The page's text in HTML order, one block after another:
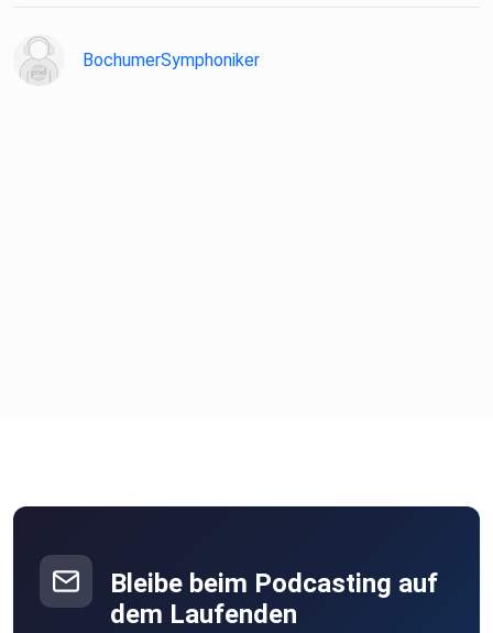
BochumerSymphoniker
Bleibe beim Podcasting auf
dem Laufenden